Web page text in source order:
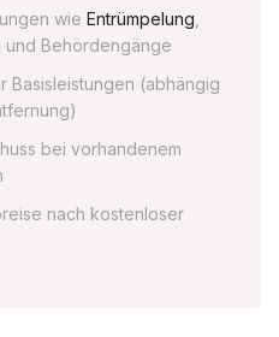
wie Entrümpelung
und Behördengänge
Basisleistungen (abhängig
bei vorhandenem
nach kostenloser